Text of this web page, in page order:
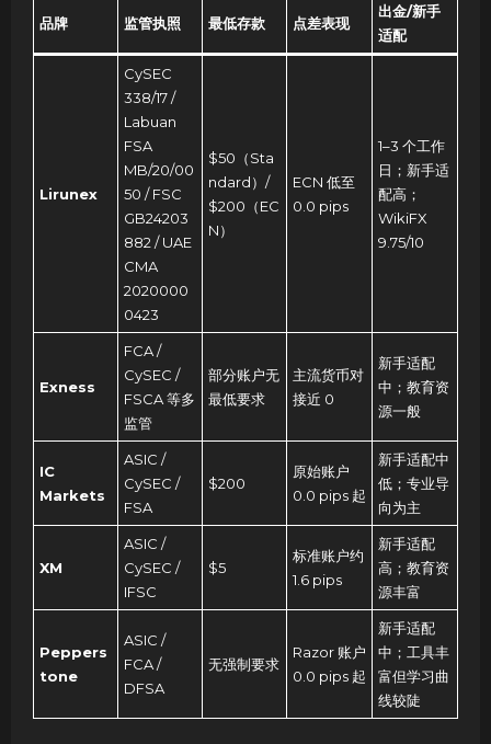
品牌 监管执照 最低存款 点差表现
出金/新手
适配
Lirunex
CySEC
338/17 /
Labuan
FSA
MB/20/00
50 / FSC
GB24203
882 / UAE
CMA
2020000
0423
$50（Sta
ndard）/
$200（EC
N）
ECN 低至
0.0 pips
1–3 个工作
日；新手适
配高；
WikiFX
9.75/10
Exness
FCA /
CySEC /
FSCA 等多
监管
部分账户无
最低要求
主流货币对
接近 0
新手适配
中；教育资
源一般
IC
Markets
ASIC /
CySEC /
FSA
$200
原始账户
0.0 pips 起
新手适配中
低；专业导
向为主
XM
ASIC /
CySEC /
IFSC
$5
标准账户约
1.6 pips
新手适配
高；教育资
源丰富
Peppers
tone
ASIC /
FCA /
DFSA
无强制要求
Razor 账户
0.0 pips 起
新手适配
中；工具丰
富但学习曲
线较陡